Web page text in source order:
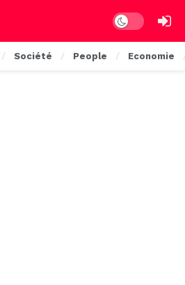
Dark mode
Société People Economie